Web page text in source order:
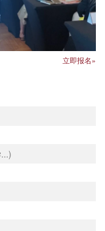
立即报名»